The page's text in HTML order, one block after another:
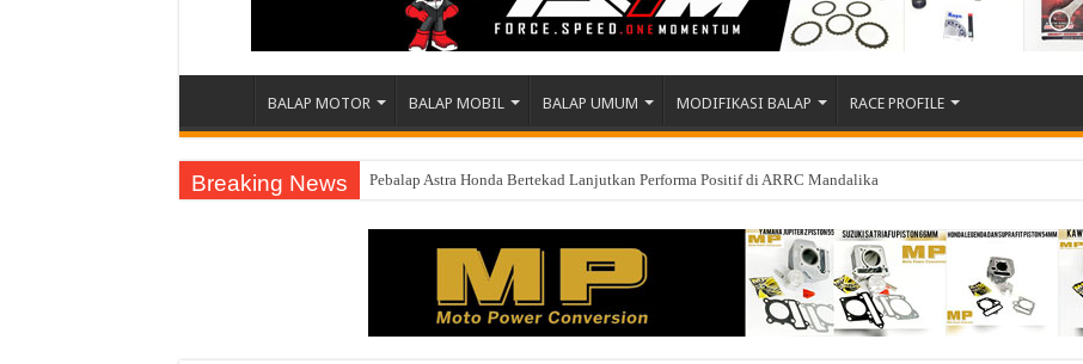
BALAP MOTOR BALAP MOBIL BALAP UMUM MODIFIKASI BALAP RACE PROFILE
Breaking News Pebalap Astra Honda Bertekad Lanjutkan Performa Positif di ARRC Mandalika